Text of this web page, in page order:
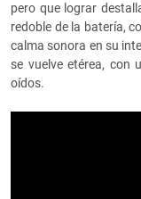
pero que lograr
redoble de la batería,
calma sonora en su
se vuelve etérea, con
oídos.